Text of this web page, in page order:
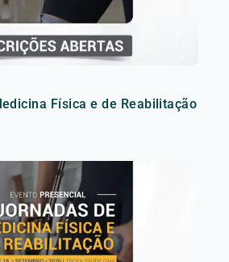
Física e de Reabilitação